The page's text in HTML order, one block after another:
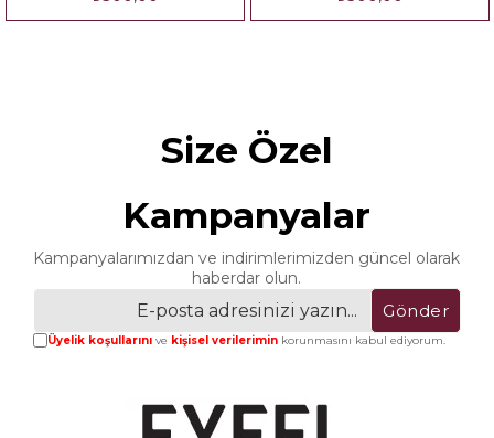
Size Özel
Kampanyalar
Kampanyalarımızdan ve indirimlerimizden güncel olarak
haberdar olun.
Gönder
Üyelik koşullarınıve kişisel verileriminkorunmasını kabul ediyorum.